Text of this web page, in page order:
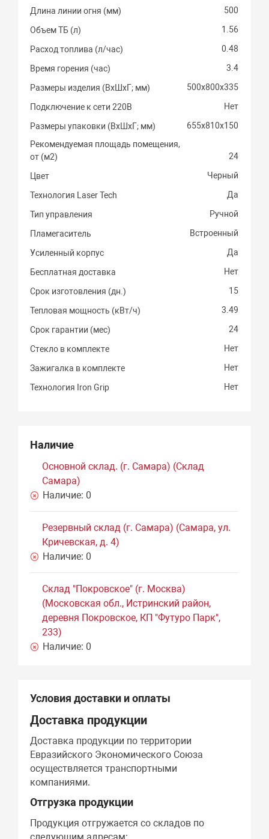
Длина линии огня (мм) 500
Объем ТБ (л) 1.56
Расход топлива (л/час) 0.48
Время горения (час) 3.4
Размеры изделия (ВхШхГ; мм) 500х800х335
Подключение к сети 220В Нет
Размеры упаковки (ВхШхГ; мм)
655х810х150
Рекомендуемая площадь помещения,
от (м2)
24
Цвет Черный
Технология Laser Tech Да
Тип управления Ручной
Пламегаситель Встроенный
Усиленный корпус Да
Бесплатная доставка Нет
Срок изготовления (дн.) 15
Тепловая мощность (кВт/ч) 3.49
Срок гарантии (мес) 24
Стекло в комплекте Нет
Зажигалка в комплекте Нет
Технология Iron Grip Нет
Наличие
Основной склад. (г. Самара) (Склад
Самара)
Наличие: 0
Резервный склад (г. Самара) (Самара, ул.
Кричевская, д. 4)
Наличие: 0
Склад "Покровское" (г. Москва)
(Московская обл., Истринский район,
деревня Покровское, КП "Футуро Парк",
233)
Наличие: 0
Условия доставки и оплаты
Доставка продукции
Доставка продукции по территории
Евразийского Экономического Союза
осуществляется транспортными
компаниями.
Отгрузка продукции
Продукция отгружается со складов по